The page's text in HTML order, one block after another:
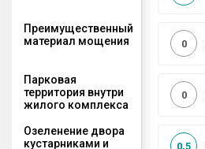
Преимущественный
материал мощения
0
Парковая
территория внутри
жилого комплекса
0
Озеленение двора
кустарниками и
0,5